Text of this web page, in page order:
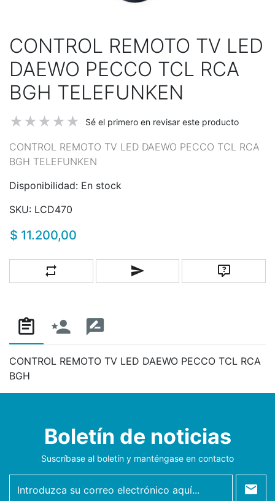
CONTROL REMOTO TV LED
DAEWO PECCO TCL RCA
BGH TELEFUNKEN
Sé el primero en revisar este producto
CONTROL REMOTO TV LED DAEWO PECCO TCL RCA
BGH TELEFUNKEN
Disponibilidad: En stock
SKU: LCD470
$ 11.200,00
Añadir a la lista de comparaciónEscribe un correo a un amigo
Pregunta
CONTROL REMOTO TV LED DAEWO PECCO TCL RCA
BGH
Boletín de noticias
Suscríbase al boletín y manténgase en contacto